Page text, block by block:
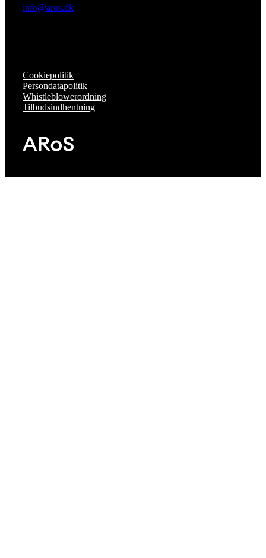
info@aros.dk
Cookiepolitik
Persondatapolitik
Whistleblowerordning
Tilbudsindhentning